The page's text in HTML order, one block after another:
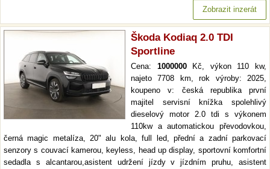
Zobrazit inzerát
Škoda Kodiaq 2.0 TDI
Sportline
Cena: 1000000Kč, výkon 110 kw,
najeto 7708 km, rok výroby: 2025,
koupeno v: česká republika první
majitel servisní knížka spolehlivý
dieselový motor 2.0 tdi s výkonem
110kw a automatickou převodovkou,
černá magic metalíza, 20" alu kola, full led, přední a zadní parkovací
senzory s couvací kamerou, keyless, head up display, sportovní komfortní
sedadla s alcantarou,asistent udržení jízdy v jízdním pruhu, asistent